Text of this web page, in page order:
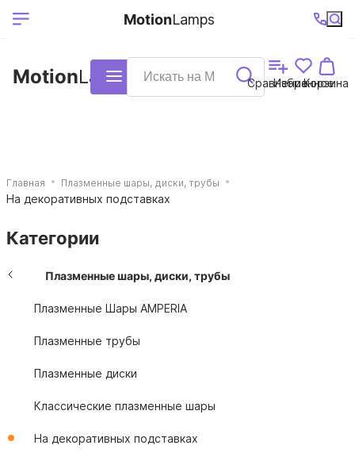
Ваш регион
Выберите ваш
+7 (495)740-
38-68
График
работы
MotionLamps Каталог Сравнение
Избранное
Корзина
MotionLamps
Главная Плазменные шары, диски, трубы
На декоративных подставках
Категории
Плазменные шары, диски, трубы
Плазменные Шары AMPERIA
Плазменные трубы
Плазменные диски
Классические плазменные шары
На декоративных подставках